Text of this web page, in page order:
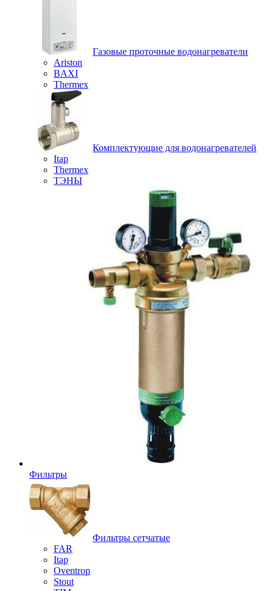
Газовые проточные водонагреватели
Ariston
BAXI
Thermex
Комплектующие для водонагревателей
Itap
Thermex
ТЭНЫ
Фильтры
Фильтры сетчатые
FAR
Itap
Oventrop
Stout